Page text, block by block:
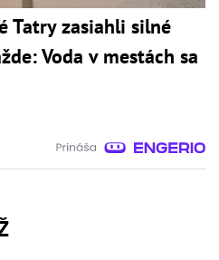
Tatry zasiahli silné
Voda v mestách sa